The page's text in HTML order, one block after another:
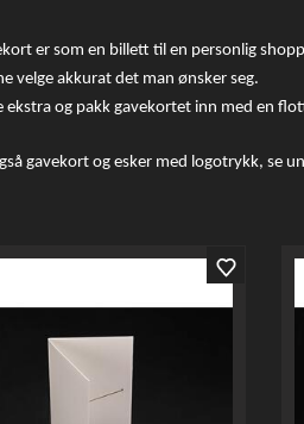
er som en billett til en personlig
velge akkurat det man ønsker seg.
ekstra og pakk gavekortet inn med en
gavekort og esker med logotrykk, se